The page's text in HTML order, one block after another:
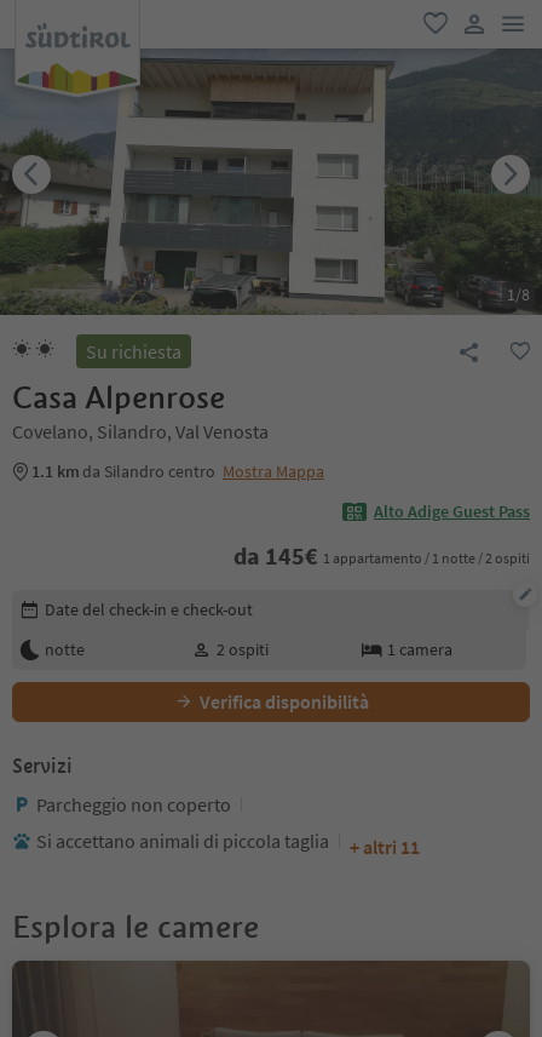
favoriti
user link
1/8
Su richiesta
Casa Alpenrose
Covelano, Silandro, Val Venosta
1.1 km da Silandro centro Mostra Mappa
Alto Adige Guest Pass
da 145€ 1 appartamento / 1 notte / 2 ospiti
Modifica i dettagli della prenotazione
Date del check-in e check-out
notte
2 ospiti 1 camera
Verifica disponibilità
Servizi
Parcheggio non coperto
Si accettano animali di piccola taglia
+ altri 11
Esplora le camere